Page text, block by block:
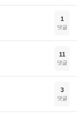
1
댓글
11
댓글
3
댓글